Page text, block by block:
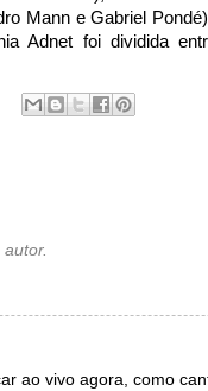
Mann e Gabriel
Adnet foi dividida
ao vivo agora, como